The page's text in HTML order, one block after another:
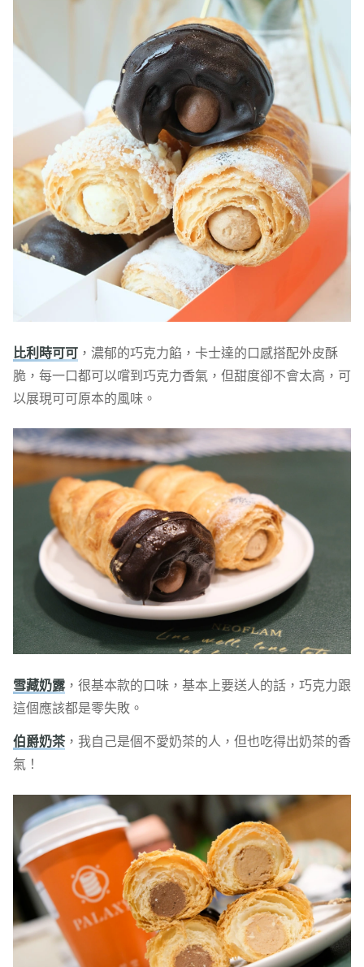
比利時可可，濃郁的巧克力餡，卡士達的口感搭配外皮酥
脆，每一口都可以嚐到巧克力香氣，但甜度卻不會太高，可
以展現可可原本的風味。
雪藏奶露，很基本款的口味，基本上要送人的話，巧克力跟
這個應該都是零失敗。
伯爵奶茶，我自己是個不愛奶茶的人，但也吃得出奶茶的香
氣！